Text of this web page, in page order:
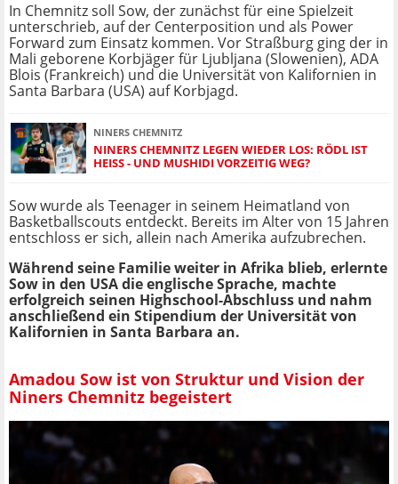
In Chemnitz soll Sow, der zunächst für eine Spielzeit
unterschrieb, auf der Centerposition und als Power
Forward zum Einsatz kommen. Vor Straßburg ging der in
Mali geborene Korbjäger für Ljubljana (Slowenien), ADA
Blois (Frankreich) und die Universität von Kalifornien in
Santa Barbara (USA) auf Korbjagd.
NINERS CHEMNITZ
NINERS CHEMNITZ LEGEN WIEDER LOS: RÖDL IST
HEISS - UND MUSHIDI VORZEITIG WEG?
Sow wurde als Teenager in seinem Heimatland von
Basketballscouts entdeckt. Bereits im Alter von 15 Jahren
entschloss er sich, allein nach Amerika aufzubrechen.
Während seine Familie weiter in Afrika blieb, erlernte
Sow in den USA die englische Sprache, machte
erfolgreich seinen Highschool-Abschluss und nahm
anschließend ein Stipendium der Universität von
Kalifornien in Santa Barbara an.
Amadou Sow ist von Struktur und Vision der
Niners Chemnitz begeistert